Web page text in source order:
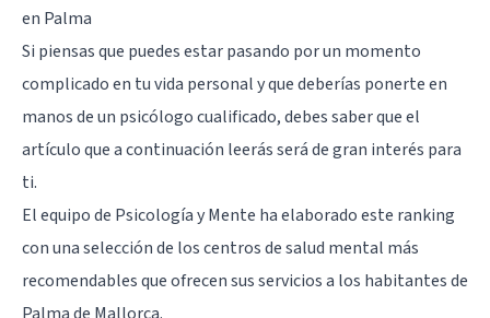
en Palma
Si piensas que puedes estar pasando por un momento
complicado en tu vida personal y que deberías ponerte en
manos de un psicólogo cualificado, debes saber que el
artículo que a continuación leerás será de gran interés para
ti.
El equipo de Psicología y Mente ha elaborado este ranking
con una selección de los centros de salud mental más
recomendables que ofrecen sus servicios a los habitantes de